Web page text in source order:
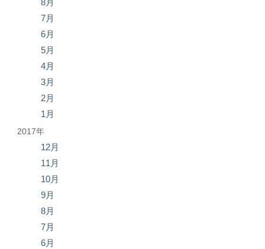
8月
7月
6月
5月
4月
3月
2月
1月
2017年
12月
11月
10月
9月
8月
7月
6月